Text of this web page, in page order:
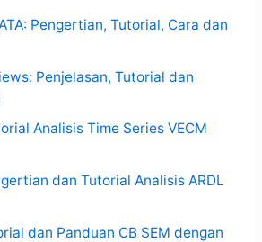
Pengertian, Tutorial, Cara dan
Penjelasan, Tutorial dan
Analisis Time Series VECM
dan Tutorial Analisis ARDL
dan Panduan CB SEM dengan